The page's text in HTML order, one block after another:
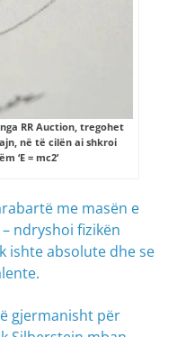
RR Auction, tregohet
në të cilën ai shkroi
‘E = mc2’
me masën e
ndryshoi fizikën
ishte absolute dhe se
gjermanisht për